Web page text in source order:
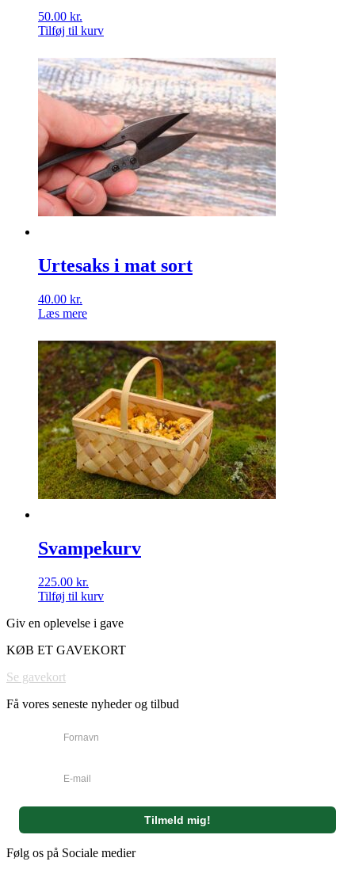
50.00 kr.
Tilføj til kurv
Urtesaks i mat sort
40.00 kr.
Læs mere
Svampekurv
225.00 kr.
Tilføj til kurv
Giv en oplevelse i gave
KØB ET GAVEKORT
Se gavekort
Få vores seneste nyheder og tilbud
Følg os på Sociale medier